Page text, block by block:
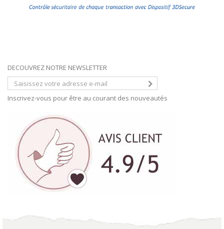
DECOUVREZ NOTRE NEWSLETTER
Inscrivez-vous pour être au courant des nouveautés